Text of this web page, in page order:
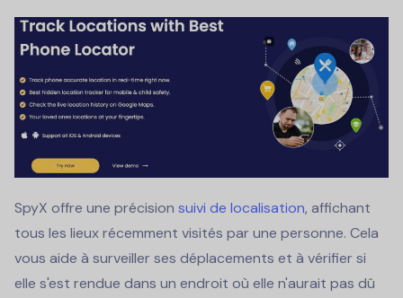
SpyX offre une précision suivi de localisation, affichant
tous les lieux récemment visités par une personne. Cela
vous aide à surveiller ses déplacements et à vérifier si
elle s'est rendue dans un endroit où elle n'aurait pas dû